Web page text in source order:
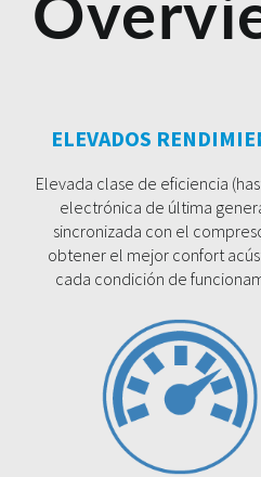
ELEVADOS
Elevada clase de eficiencia
electrónica de última
sincronizada con el
obtener el mejor confort
cada condición de